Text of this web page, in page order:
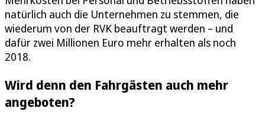
natürlich auch die Unternehmen zu stemmen, die
wiederum von der RVK beauftragt werden – und
dafür zwei Millionen Euro mehr erhalten als noch
2018.
Wird denn den Fahrgästen auch mehr
angeboten?